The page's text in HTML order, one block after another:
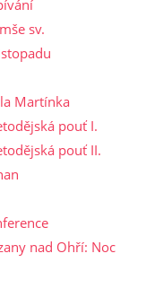
sv.
Martínka
pouť I.
pouť II.
nad Ohří: Noc